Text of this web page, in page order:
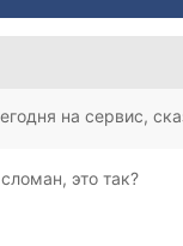
на сервис,
это так?